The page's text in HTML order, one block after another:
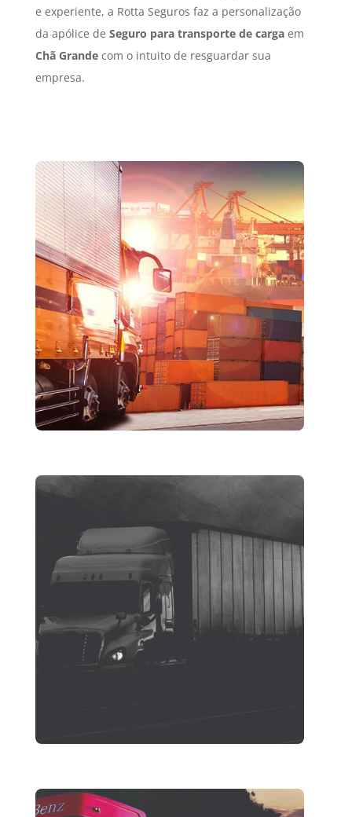
e experiente, a Rotta Seguros faz a personalização
da apólice de Seguro para transporte de cargaem
Chã Grandecom o intuito de resguardar sua
empresa.